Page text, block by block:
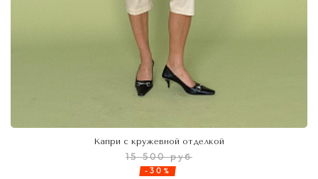
Капри с кружевной отделкой
15 500 руб
-30%